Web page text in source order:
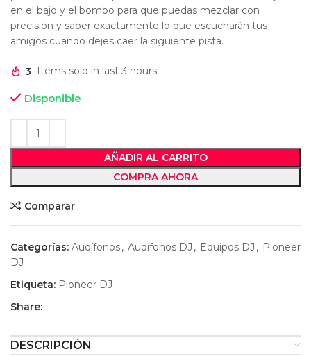
en el bajo y el bombo para que puedas mezclar con
precisión y saber exactamente lo que escucharán tus
amigos cuando dejes caer la siguiente pista.
3 Items sold in last 3 hours
Disponible
AÑADIR AL CARRITO
COMPRA AHORA
Comparar
Categorías: Audífonos, Audífonos DJ , Equipos DJ , Pioneer
DJ
Etiqueta: Pioneer DJ
Share:
DESCRIPCIÓN